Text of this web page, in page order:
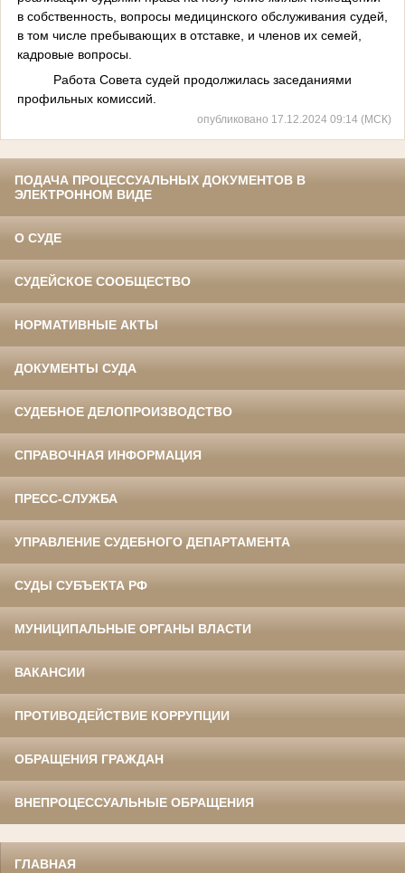
в собственность, вопросы медицинского обслуживания судей,
в том числе пребывающих в отставке, и членов их семей,
кадровые вопросы.
Работа Совета судей продолжилась заседаниями
профильных комиссий.
опубликовано 17.12.2024 09:14 (МСК)
ПОДАЧА ПРОЦЕССУАЛЬНЫХ ДОКУМЕНТОВ В
ЭЛЕКТРОННОМ ВИДЕ
О СУДЕ
СУДЕЙСКОЕ СООБЩЕСТВО
НОРМАТИВНЫЕ АКТЫ
ДОКУМЕНТЫ СУДА
СУДЕБНОЕ ДЕЛОПРОИЗВОДСТВО
СПРАВОЧНАЯ ИНФОРМАЦИЯ
ПРЕСС-СЛУЖБА
УПРАВЛЕНИЕ СУДЕБНОГО ДЕПАРТАМЕНТА
СУДЫ СУБЪЕКТА РФ
МУНИЦИПАЛЬНЫЕ ОРГАНЫ ВЛАСТИ
ВАКАНСИИ
ПРОТИВОДЕЙСТВИЕ КОРРУПЦИИ
ОБРАЩЕНИЯ ГРАЖДАН
ВНЕПРОЦЕССУАЛЬНЫЕ ОБРАЩЕНИЯ
ГЛАВНАЯ